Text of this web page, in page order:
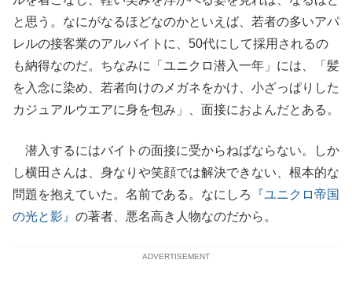
と思う。なにがなるほどなのかといえば、若者の多いアパ
レルの接客業のアルバイトに、50代にして採用されるの
も納得なのだ。ちなみに「ユニクロ潜入一年」には、「髪
を入念に染め、若者向けのメガネをかけ、小ざっぱりした
カジュアルウエアに身を包み」、面接におよんだとある。
潜入するにはバイトの面接に受からねばならない。しか
し横田さんは、身なりや笑顔では解決できない、根本的な
問題を抱えていた。名前である。なにしろ
『ユニクロ帝国
の光と影』 の著者、悪名高き人物なのだから。
ADVERTISEMENT